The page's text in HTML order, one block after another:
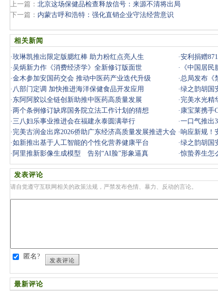
上一篇： 北京这场保健品检查释放信号：来源不清将出局
下一篇： 内蒙古呼和浩特：强化直销企业守法经营意识
相关新闻
·玫琳凯推出限定版腮红棒 助力粉红点亮人生 ·安利捐赠
·吴炳新力作《消费经济学》全新修订版面世 ·
《中国居
·金木参加安国药交会 推动中医药产业迭代升级 ·总局发布《
· 八部门定调 加快推进海洋保健食品开发应用 ·绿之韵胡国
· 东阿阿胶以全链创新助推中医药高质量发展 · 完美水光精
· 两个条例修订缺席国务院立法工作计划的猜想 · 康宝莱携手
·三八妇乐事业推进会在福建永泰圆满举行 ·一口气推出
· 完美古润金出席2026侨助广东经济高质量发展推进大会 ·响应新规！
·如新推出基于人工智能的个性化营养健康平台 ·绿之韵胡国
· 阿里推新影像生成模型 告别“AI脸”形象逼真 ·惊蛰养生怎
春笋，
发表评论
请自觉遵守互联网相关的政策法规，严禁发布色情、暴力、反动的言论。
匿名?
发表评论
最新评论